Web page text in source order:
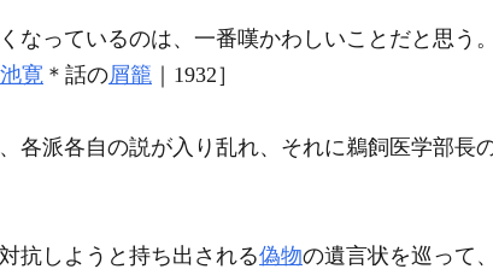
なっているのは、一番嘆かわしいことだと思う
寛 ＊話の屑籠 ｜1932］
各派各自の説が入り乱れ、それに鵜飼医学部長
抗しようと持ち出される偽物の遺言状を巡って